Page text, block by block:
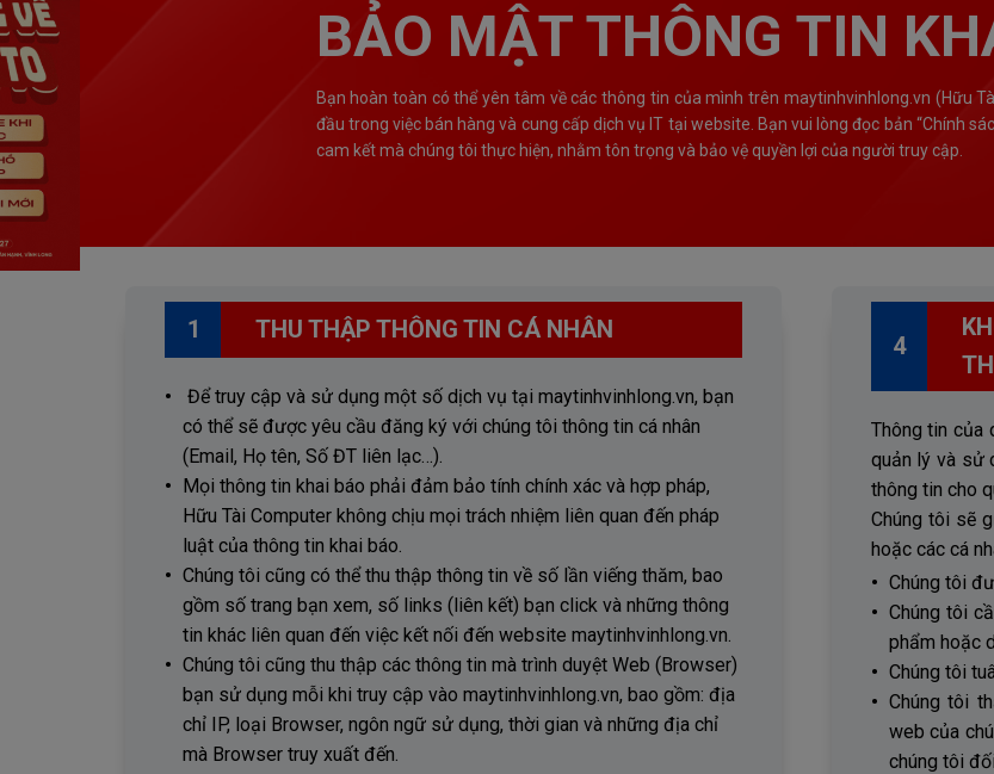
BẢO MẬT THÔNG TIN
Bạn hoàn toàn có thể yên tâm về các thông tin của mình trên maytinhvinhlong.vn (Hữu
đầu trong việc bán hàng và cung cấp dịch vụ IT tại website. Bạn vui lòng đọc bản “Chính
cam kết mà chúng tôi thực hiện, nhằm tôn trọng và bảo vệ quyền lợi của người truy cập.
THU THẬP THÔNG TIN CÁ NHÂN
1
Để truy cập và sử dụng một số dịch vụ tại maytinhvinhlong.vn, bạn
có thể sẽ được yêu cầu đăng ký với chúng tôi thông tin cá nhân
(Email, Họ tên, Số ĐT liên lạc…).
Mọi thông tin khai báo phải đảm bảo tính chính xác và hợp pháp,
Hữu Tài Computer không chịu mọi trách nhiệm liên quan đến pháp
luật của thông tin khai báo.
Chúng tôi cũng có thể thu thập thông tin về số lần viếng thăm, bao
gồm số trang bạn xem, số links (liên kết) bạn click và những thông
tin khác liên quan đến việc kết nối đến website maytinhvinhlong.vn.
Chúng tôi cũng thu thập các thông tin mà trình duyệt Web (Browser)
bạn sử dụng mỗi khi truy cập vào maytinhvinhlong.vn, bao gồm: địa
chỉ IP, loại Browser, ngôn ngữ sử dụng, thời gian và những địa chỉ
mà Browser truy xuất đến.
4
Thông tin của
quản lý và sử
thông tin cho
Chúng tôi sẽ
hoặc các cá
Chúng tôi
Chúng tôi
phẩm hoặc
Chúng tôi
Chúng tôi
web của
chúng tôi